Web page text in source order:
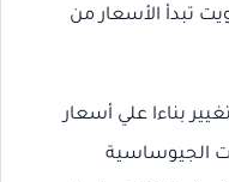
تبدأ الأسعار من
بناءا علي أسعار
الجيوساسية